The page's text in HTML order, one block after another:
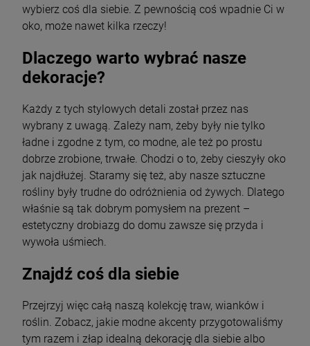
wybierz coś dla siebie. Z pewnością coś wpadnie Ci w
oko, może nawet kilka rzeczy!
Dlaczego warto wybrać nasze
dekoracje?
Każdy z tych stylowych detali został przez nas
wybrany z uwagą. Zależy nam, żeby były nie tylko
ładne i zgodne z tym, co modne, ale też po prostu
dobrze zrobione, trwałe. Chodzi o to, żeby cieszyły oko
jak najdłużej. Staramy się też, aby nasze sztuczne
rośliny były trudne do odróżnienia od żywych. Dlatego
właśnie są tak dobrym pomysłem na prezent –
estetyczny drobiazg do domu zawsze się przyda i
wywoła uśmiech.
Znajdź coś dla siebie
Przejrzyj więc całą naszą kolekcję traw, wianków i
roślin. Zobacz, jakie modne akcenty przygotowaliśmy
tym razem i złap idealną dekorację dla siebie albo